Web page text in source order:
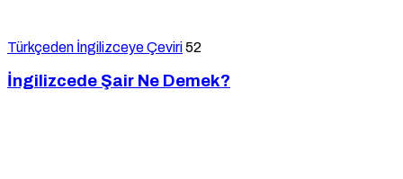
Türkçeden İngilizceye Çeviri52
İngilizcede Şair Ne Demek?